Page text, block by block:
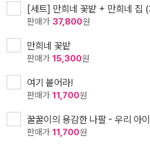
[세트] 만희네 꽃밭 + 만희네 집
판매가 37,800원
만희네 꽃밭
판매가 15,300원
여기 붙어라!
판매가 11,700원
꿀꿀이의 용감한 나팔 - 우리 아
판매가 11,700원